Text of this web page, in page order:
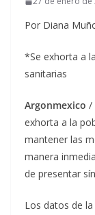
Por Diana
*Se exhorta a
sanitarias
Argonmexico /
exhorta a la
mantener las
manera
de presentar
Los datos de